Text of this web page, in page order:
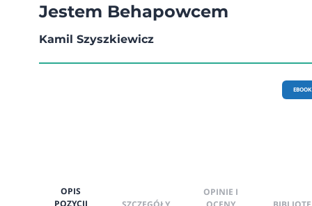
Jestem Behapowcem
Kamil Szyszkiewicz
EBOOK
OPIS
POZYCJI
OPINIE I